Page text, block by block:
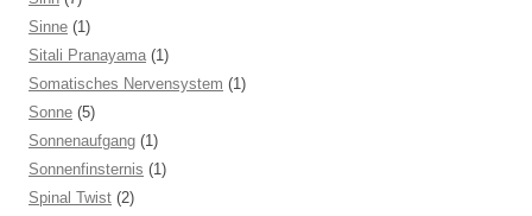
Sinne (1)
Sitali Pranayama (1)
Somatisches Nervensystem (1)
Sonne (5)
Sonnenaufgang (1)
Sonnenfinsternis (1)
Spinal Twist (2)